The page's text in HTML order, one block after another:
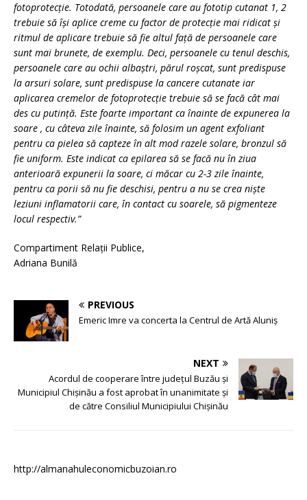
fotoprotecţie. Totodată, persoanele care au fototip cutanat 1, 2
trebuie să îşi aplice creme cu factor de protecţie mai ridicat şi
ritmul de aplicare trebuie să fie altul față de persoanele care
sunt mai brunete, de exemplu. Deci, persoanele cu tenul deschis,
persoanele care au ochii albaştri, părul roşcat, sunt predispuse
la arsuri solare, sunt predispuse la cancere cutanate iar
aplicarea cremelor de fotoprotecţie trebuie să se facă cât mai
des cu putinţă. Este foarte important ca înainte de expunerea la
soare , cu câteva zile înainte, să folosim un agent exfoliant
pentru ca pielea să capteze în alt mod razele solare, bronzul să
fie uniform. Este indicat ca epilarea să se facă nu în ziua
anterioară expunerii la soare, ci măcar cu 2-3 zile înainte,
pentru ca porii să nu fie deschisi, pentru a nu se crea nişte
leziuni inflamatorii care, în contact cu soarele, să pigmenteze
locul respectiv.”
Compartiment Relaţii Publice,
Adriana Bunilă
PREVIOUS
Emeric Imre va concerta la Centrul de Artă Aluniș
NEXT
Acordul de cooperare între județul Buzău şi
Municipiul Chișinău a fost aprobat în unanimitate și
de către Consiliul Municipiului Chișinău
http://almanahuleconomicbuzoian.ro